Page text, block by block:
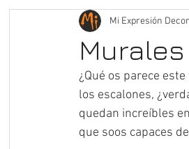
Mi Expresión
¿Qué os parece
los escalones,
quedan increíbles
que soos capaces